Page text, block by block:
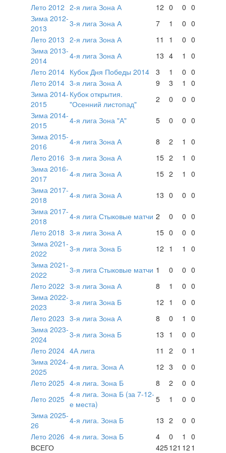
Лето 2012 2-я лига Зона А 12 0 0 0
Зима 2012-
2013
3-я лига Зона А 7 1 0 0
Лето 2013 2-я лига Зона А 11 1 0 0
Зима 2013-
2014
4-я лига Зона А 13 4 1
0
Лето 2014 Кубок Дня Победы 2014 3 1 0 0
Лето 2014 3-я лига Зона А 9 3 1
0
Зима 2014-
2015
Кубок открытия.
"Осенний листопад"
2 0 0 0
Зима 2014-
2015
4-я лига Зона "А" 5 0 0 0
Зима 2015-
2016
4-я лига Зона А 8 2 1
0
Лето 2016 3-я лига Зона А 15 2 1
0
Зима 2016-
2017
4-я лига Зона А 15 2 1
0
Зима 2017-
2018
4-я лига Зона А 13 0 0 0
Зима 2017-
2018
4-я лига Стыковые матчи 2 0 0 0
Лето 2018 3-я лига Зона А 15 0 0 0
Зима 2021-
2022
3-я лига Зона Б 12 1 1
0
Зима 2021-
2022
3-я лига Стыковые матчи 1 0 0 0
Лето 2022 3-я лига Зона А 8 1 0 0
Зима 2022-
2023
3-я лига Зона Б 12 1 0 0
Лето 2023 3-я лига Зона А 8 0 1
0
Зима 2023-
2024
3-я лига Зона Б 13 1 0 0
Лето 2024 4А лига 11 2 0 1
Зима 2024-
2025
4-я лига. Зона А 12 3 0 0
Лето 2025 4-я лига. Зона Б 8 2 0 0
Лето 2025 4-я лига. Зона Б (за 7-12-
е места)
5 1 0 0
Зима 2025-
26
4-я лига. Зона Б 13 2 0 0
Лето 2026 4-я лига. Зона Б 4 0 1
0
ВСЕГО
425121 12 1